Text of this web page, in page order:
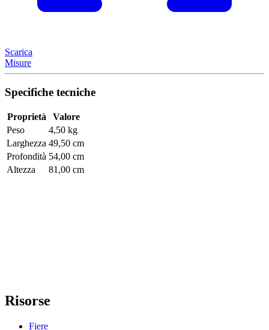
Scarica
Misure
Specifiche tecniche
Proprietà
Valore
Peso
4,50 kg
Larghezza 49,50 cm
Profondità 54,00 cm
Altezza
81,00 cm
Risorse
Fiere